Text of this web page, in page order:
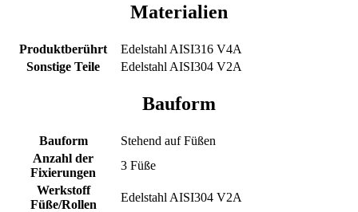
Materialien
Produktberührt
Edelstahl AISI316 V4A
Sonstige Teile
Edelstahl AISI304 V2A
Bauform
Bauform
Stehend auf Füßen
Anzahl der
Fixierungen
3 Füße
Werkstoff
Füße/Rollen
Edelstahl AISI304 V2A